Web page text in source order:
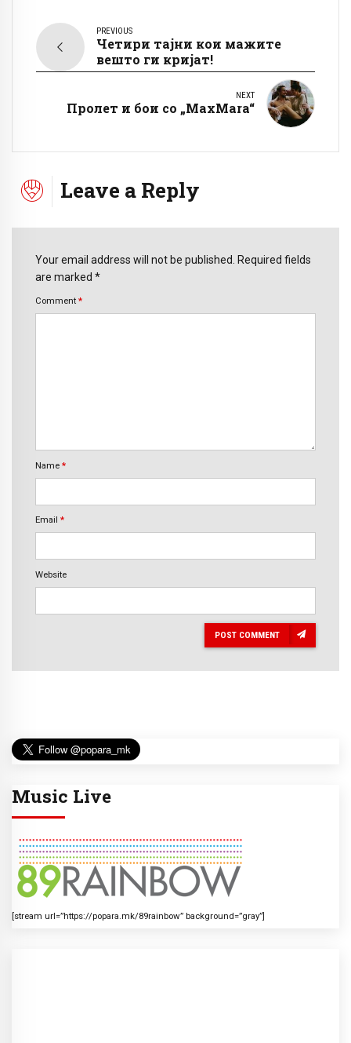
PREVIOUS
Четири тајни кои мажите
вешто ги кријат!
NEXT
Пролет и бои со „MaxMara“
Leave a Reply
Your email address will not be published. Required fields
are marked *
Comment *
Name *
Email *
Website
POST COMMENT
Music Live
[stream url=”https://popara.mk/89rainbow” background=”gray”]